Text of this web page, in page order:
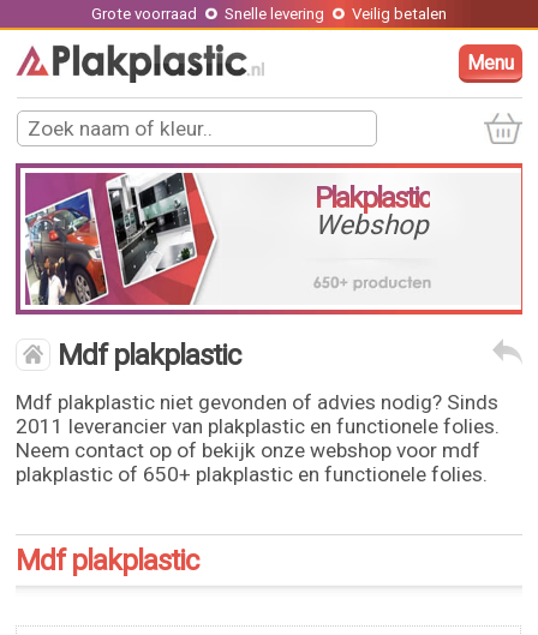
Grote voorraad Snelle levering Veilig betalen
Menu
Plakplastic
Webshop
Mdf plakplastic
Mdf plakplastic niet gevonden of advies nodig? Sinds
2011 leverancier van plakplastic en functionele folies.
Neem contact op of bekijk onze webshop voor mdf
plakplastic of 650+ plakplastic en functionele folies.
Mdf plakplastic